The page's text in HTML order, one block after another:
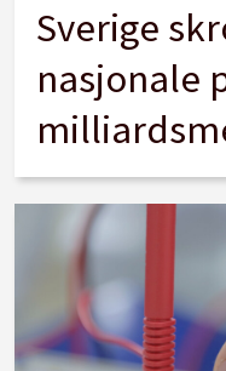
Sverige
nasjonale